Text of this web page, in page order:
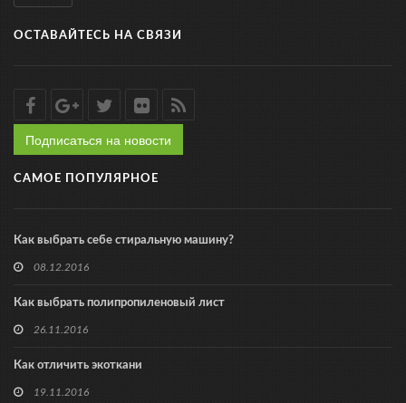
ОСТАВАЙТЕСЬ НА СВЯЗИ
Подписаться на новости
САМОЕ ПОПУЛЯРНОЕ
Как выбрать себе стиральную машину?
08.12.2016
Как выбрать полипропиленовый лист
26.11.2016
Как отличить экоткани
19.11.2016